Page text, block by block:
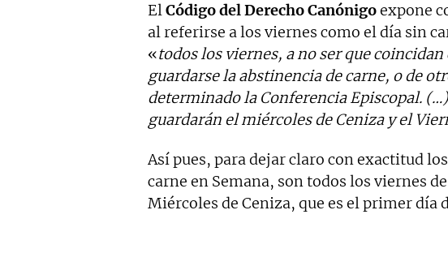
ElCódigo del Derecho Canónigoexpone
al referirse a los viernes como el día sin
«todos los viernes, a no ser que
guardarse la abstinencia de carne, o de
determinado la Conferencia Episcopal.
guardarán el miércoles de Ceniza y el
Así pues, para dejar claro con exactitud
carne en Semana, son todos los viernes
Miércoles de Ceniza, que es el primer día